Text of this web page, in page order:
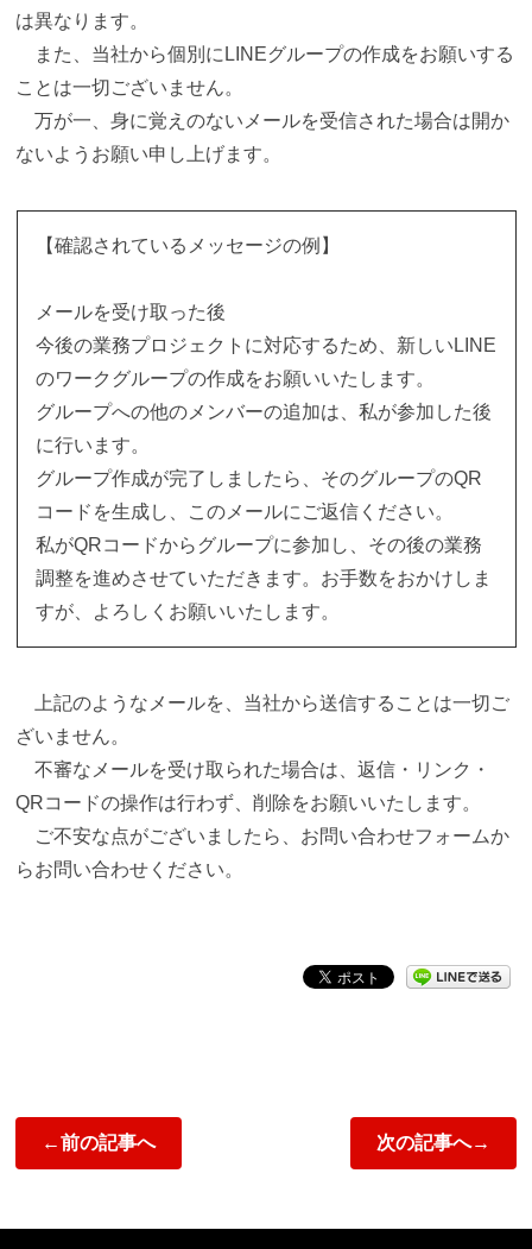
は異なります。
また、当社から個別にLINEグループの作成をお願いする
ことは一切ございません。
万が一、身に覚えのないメールを受信された場合は開か
ないようお願い申し上げます。
【確認されているメッセージの例】
メールを受け取った後
今後の業務プロジェクトに対応するため、新しいLINE
のワークグループの作成をお願いいたします。
グループへの他のメンバーの追加は、私が参加した後
に行います。
グループ作成が完了しましたら、そのグループのQR
コードを生成し、このメールにご返信ください。
私がQRコードからグループに参加し、その後の業務
調整を進めさせていただきます。お手数をおかけしま
すが、よろしくお願いいたします。
上記のようなメールを、当社から送信することは一切ご
ざいません。
不審なメールを受け取られた場合は、返信・リンク・
QRコードの操作は行わず、削除をお願いいたします。
ご不安な点がございましたら、お問い合わせフォームか
らお問い合わせください。
←前の記事へ 次の記事へ→